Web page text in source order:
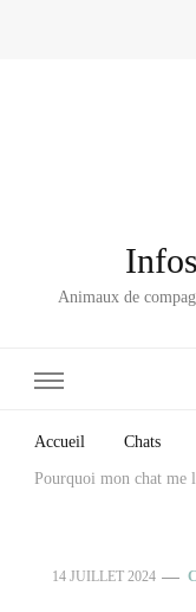
Animaux de
Accueil Chats
Pourquoi mon chat me
14 JUILLET 2024